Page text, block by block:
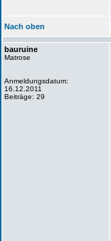
Nach oben
bauruine
Matrose
Anmeldungsdatum:
16.12.2011
Beiträge: 29